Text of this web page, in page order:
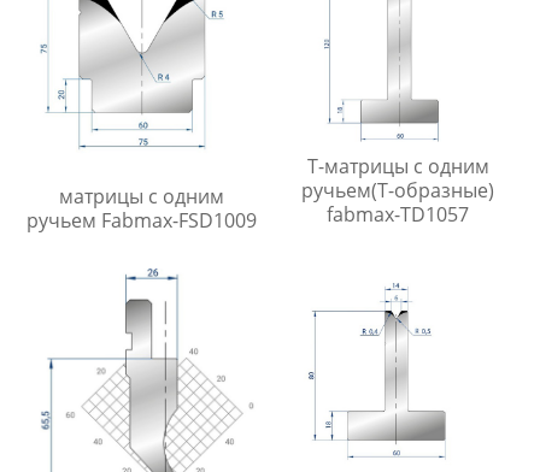
матрицы с одним
ручьем Fabmax-FSD1009
Т-матрицы с одним
ручьем(Т-образные)
fabmax-TD1057